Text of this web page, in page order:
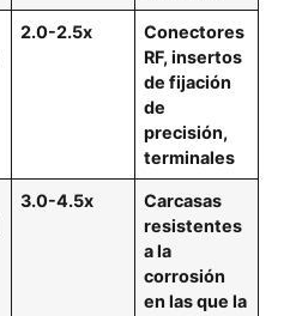
2.0-2.5x
Conectores
RF, insertos
de fijación
de
precisión,
terminales
3.0-4.5x
Carcasas
resistentes
a la
corrosión
en las que la